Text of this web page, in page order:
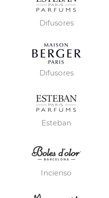
Difusores
Difusores
Esteban
Incienso